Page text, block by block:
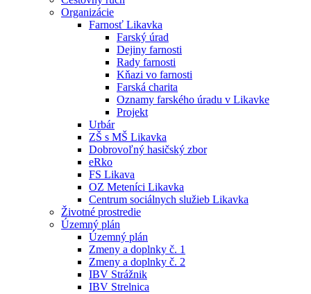
Organizácie
Farnosť Likavka
Farský úrad
Dejiny farnosti
Rady farnosti
Kňazi vo farnosti
Farská charita
Oznamy farského úradu v Likavke
Projekt
Urbár
ZŠ s MŠ Likavka
Dobrovoľný hasičský zbor
eRko
FS Likava
OZ Meteníci Likavka
Centrum sociálnych služieb Likavka
Životné prostredie
Územný plán
Územný plán
Zmeny a doplnky č. 1
Zmeny a doplnky č. 2
IBV Strážnik
IBV Strelnica